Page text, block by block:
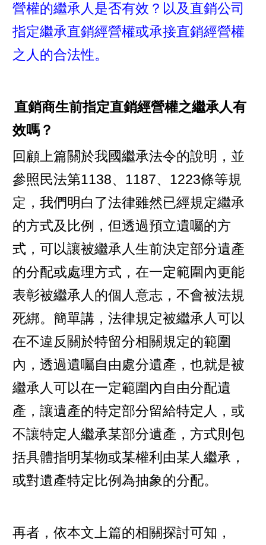
營權的繼承人是否有效？以及直銷公司
指定繼承直銷經營權或承接直銷經營權
之人的合法性。
直銷商生前指定直銷經營權之繼承人有
效嗎？
回顧上篇關於我國繼承法令的說明，並
參照民法第1138、1187、1223條等規
定，我們明白了法律雖然已經規定繼承
的方式及比例，但透過預立遺囑的方
式，可以讓被繼承人生前決定部分遺產
的分配或處理方式，在一定範圍內更能
表彰被繼承人的個人意志，不會被法規
死綁。簡單講，法律規定被繼承人可以
在不違反關於特留分相關規定的範圍
內，透過遺囑自由處分遺產，也就是被
繼承人可以在一定範圍內自由分配遺
產，讓遺產的特定部分留給特定人，或
不讓特定人繼承某部分遺產，方式則包
括具體指明某物或某權利由某人繼承，
或對遺產特定比例為抽象的分配。
再者，依本文上篇的相關探討可知，